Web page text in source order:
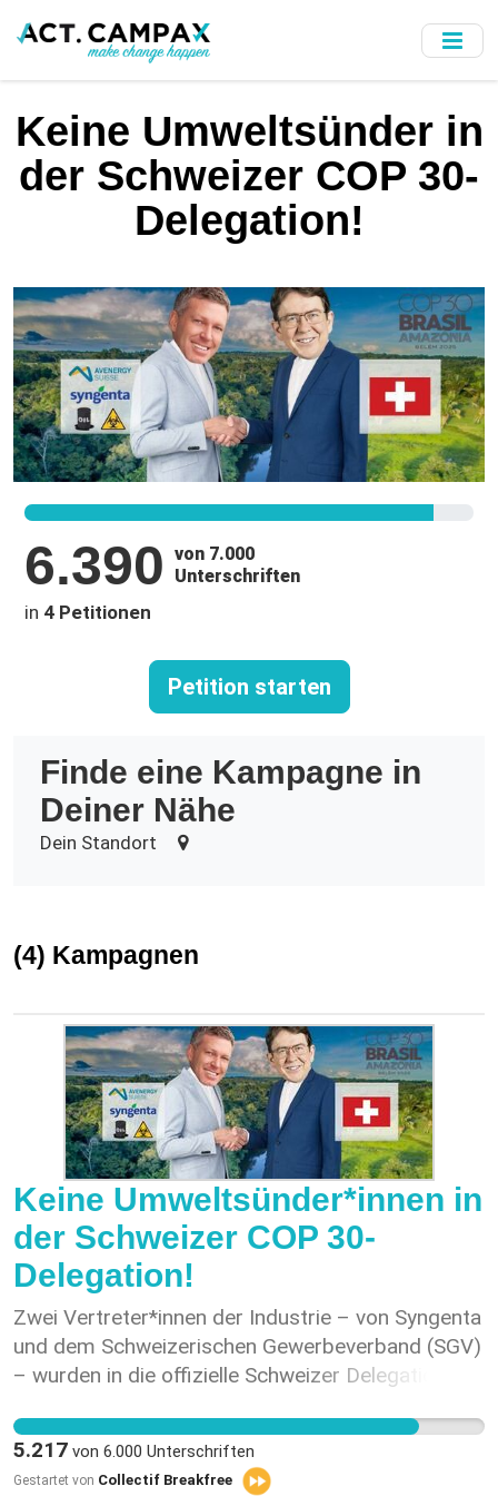
to
Keine Umweltsünder in
der Schweizer COP 30-
Delegation!
6.390 von 7.000
Unterschriften
in 4 Petitionen
Petition starten
Finde eine Kampagne in
Deiner Nähe
Dein Standort
(4) Kampagnen
Keine Umweltsünder*innen in
der Schweizer COP 30-
Delegation!
Zwei Vertreter*innen der Industrie – von Syngenta
und dem Schweizerischen Gewerbeverband (SGV)
– wurden in die offizielle Schweizer Delegation für
dabei um Akteur*innen, deren bisheriges Handeln
in direktem Widerspruch zu den Klima- und
5.217 von 6.000 Unterschriften
Gestartet von Collectif Breakfree